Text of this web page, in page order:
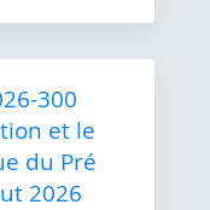
300
et le
du Pré
2026